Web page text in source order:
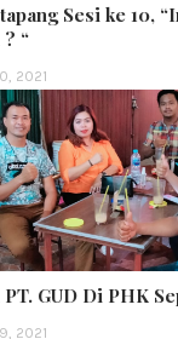
Sesi ke 10,
“
2021
GUD Di PHK
2021